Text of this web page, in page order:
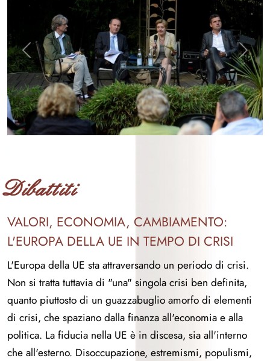
Previous Next
Dibattiti
VALORI, ECONOMIA, CAMBIAMENTO:
L'EUROPA DELLA UE IN TEMPO DI CRISI
L'Europa della UE sta attraversando un periodo di crisi.
Non si tratta tuttavia di "una" singola crisi ben definita,
quanto piuttosto di un guazzabuglio amorfo di elementi
di crisi, che spaziano dalla finanza all'economia e alla
politica. La fiducia nella UE è in discesa, sia all'interno
che all'esterno. Disoccupazione, estremismi, populismi,